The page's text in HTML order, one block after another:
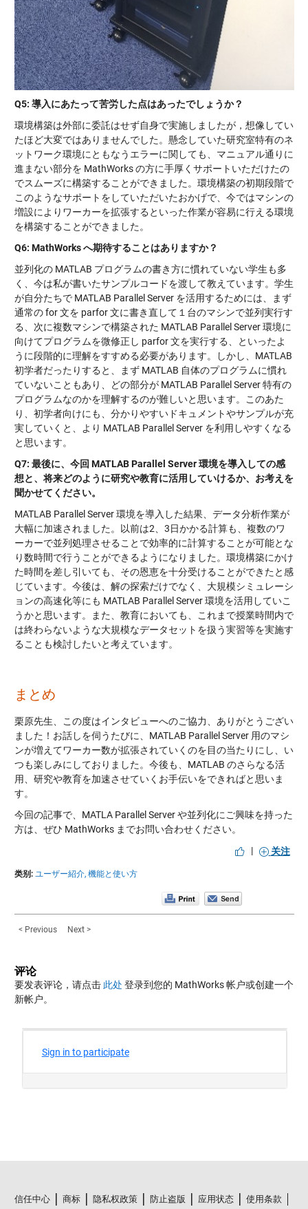
Q5: 導入にあたって苦労した点はあったでしょうか？
環境構築は外部に委託はせず自身で実施しましたが，想像してい
たほど大変ではありませんでした。懸念していた研究室特有のネ
ットワーク環境にともなうエラーに関しても、マニュアル通りに
進まない部分を MathWorks の方に手厚くサポートいただけたの
でスムーズに構築することができました。環境構築の初期段階で
このようなサポートをしていただいたおかげで、今ではマシンの
増設によりワーカーを拡張するといった作業が容易に行える環境
を構築することができました。
Q6: MathWorksへ期待することはありますか？
並列化の MATLAB プログラムの書き方に慣れていない学生も多
く、今は私が書いたサンプルコードを渡して教えています。学生
が自分たちで MATLAB Parallel Server を活用するためには、まず
通常の for 文を parfor 文に書き直して１台のマシンで並列実行す
る、次に複数マシンで構築された MATLAB Parallel Server 環境に
向けてプログラムを微修正し parfor 文を実行する、といったよ
うに段階的に理解をすすめる必要があります。しかし、MATLAB
初学者だったりすると、まず MATLAB 自体のプログラムに慣れ
ていないこともあり、どの部分が MATLAB Parallel Server 特有の
プログラムなのかを理解するのが難しいと思います。このあた
り、初学者向けにも、分かりやすいドキュメントやサンプルが充
実していくと、より MATLAB Parallel Server を利用しやすくなる
と思います。
Q7: 最後に、今回 MATLAB Parallel Server環境を導入しての感
想と、将来どのように研究や教育に活用していけるか、お考えを
聞かせてください。
MATLAB Parallel Server 環境を導入した結果、データ分析作業が
大幅に加速されました。以前は2、3日かかる計算も、複数のワ
ーカーで並列処理させることで効率的に計算することが可能とな
り数時間で行うことができるようになりました。環境構築にかけ
た時間を差し引いても、その恩恵を十分受けることができたと感
じています。今後は、解の探索だけでなく、大規模シミュレーシ
ョンの高速化等にも MATLAB Parallel Server 環境を活用していこ
うかと思います。また、教育においても、これまで授業時間内で
は終わらないような大規模なデータセットを扱う実習等を実施す
ることも検討したいと考えています。
まとめ
栗原先生、この度はインタビューへのご協力、ありがとうござい
ました！お話しを伺うたびに、MATLAB Parallel Server 用のマシ
ンが増えてワーカー数が拡張されていくのを目の当たりにし、い
つも楽しみにしておりました。今後も、MATLAB のさらなる活
用、研究や教育を加速させていくお手伝いをできればと思いま
す。
今回の記事で、MATLA Parallel Server や並列化にご興味を持った
方は、ぜひ MathWorks までお問い合わせください。
|
关注
类别: ユーザー紹介, 機能と使い方
< Previous Next >
评论
要发表评论，请点击 此处 登录到您的 MathWorks 帐户或创建一个
新帐户。
信任中心 商标 隐私权政策 防止盗版 应用状态 使用条款